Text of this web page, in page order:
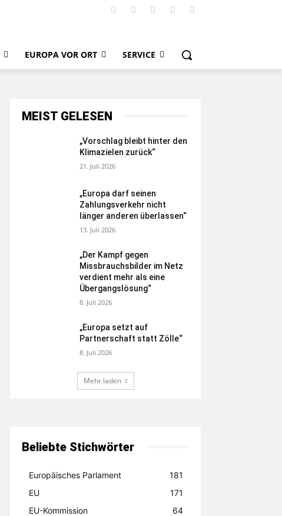
EUROPA VOR ORT SERVICE
MEIST GELESEN
„Vorschlag bleibt hinter den
Klimazielen zurück“
21. Juli 2026
„Europa darf seinen
Zahlungsverkehr nicht
länger anderen überlassen“
13. Juli 2026
„Der Kampf gegen
Missbrauchsbilder im Netz
verdient mehr als eine
Übergangslösung“
8. Juli 2026
„Europa setzt auf
Partnerschaft statt Zölle“
8. Juli 2026
Mehr laden
Beliebte Stichwörter
Europäisches Parlament
181
EU
171
EU-Kommission
64